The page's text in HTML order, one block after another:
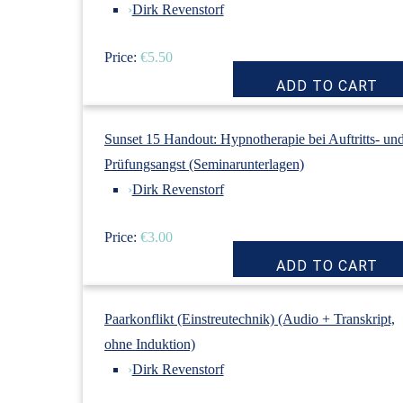
›Dirk Revenstorf
Price: €5.50
Sunset 15 Handout: Hypnotherapie bei Auftritts-
Prüfungsangst (Seminarunterlagen)
›Dirk Revenstorf
Price: €3.00
Paarkonflikt (Einstreutechnik) (Audio + Transkript,
ohne Induktion)
›Dirk Revenstorf